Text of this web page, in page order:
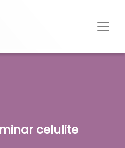
celulite